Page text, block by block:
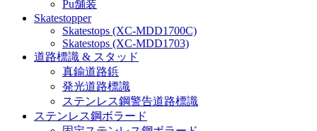
Pu舗装
Skatestopper
Skatestops (XC-MDD1700C)
Skatestops (XC-MDD1703)
道路標識 & スタッド
真鍮道路鋲
発光道路標識
ステンレス鋼警告道路標識
ステンレス鋼ボラード